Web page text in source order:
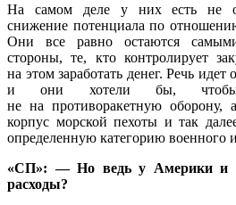
На самом деле у них есть не
снижение потенциала по
Они все равно остаются
стороны, те, кто контролирует
на этом заработать денег. Речь
и они хотели бы, чтобы
не на противоракетную оборону,
корпус морской пехоты и так
определенную категорию военного
«СП»: — Но ведь у Америки и
расходы?